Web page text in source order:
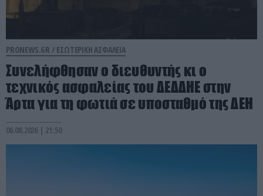
PRONEWS.GR / ΕΣΩΤΕΡΙΚΗ ΑΣΦΑΛΕΙΑ
Συνελήφθησαν ο διευθυντής κι ο
τεχνικός ασφαλείας του ΔΕΔΔΗΕ στην
Άρτα για τη φωτιά σε υποσταθμό της ΔΕΗ
06.08.2026 | 21:50